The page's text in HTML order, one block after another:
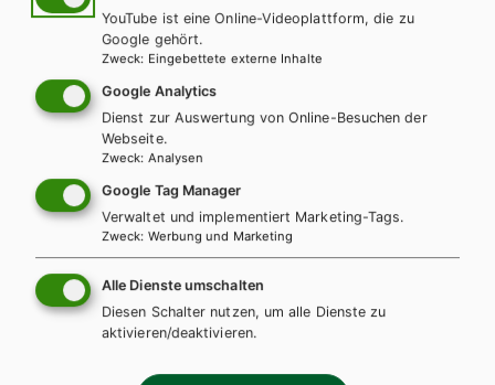
Altenpflegehilfe – kompetent handeln
Lehrbuch Lehrbuch + E-Book
YouTube ist eine Online-Videoplattform, die zu
Google gehört.
Zweck: Eingebettete externe Inhalte
Google Analytics
Dienst zur Auswertung von Online-Besuchen der
Webseite.
Zweck: Analysen
Google Tag Manager
Verwaltet und implementiert Marketing-Tags.
Zweck: Werbung und Marketing
Alle Dienste umschalten
Diesen Schalter nutzen, um alle Dienste zu
aktivieren/deaktivieren.